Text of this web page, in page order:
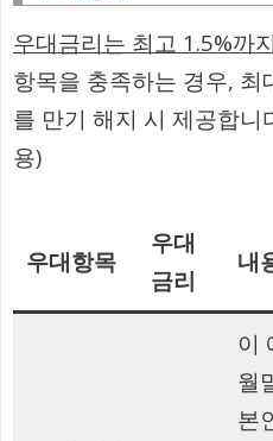
우대금리는 최고 1.5%까지
항목을 충족하는 경우, 최
를 만기 해지 시 제공합니
용)
우대항목
우대
금리
내
이
월
본